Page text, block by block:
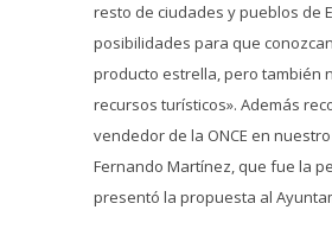
resto de ciudades y pueblos de
posibilidades para que
producto estrella, pero también
recursos turísticos». Además
vendedor de la ONCE en
Fernando Martínez, que fue la
presentó la propuesta al